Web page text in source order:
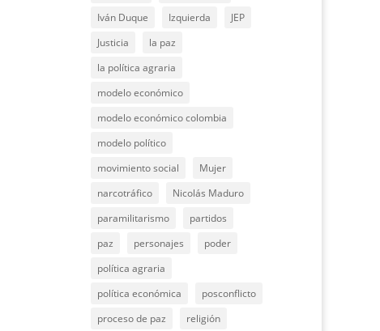
Iván Duque
Izquierda
JEP
Justicia
la paz
la política agraria
modelo económico
modelo económico colombia
modelo político
movimiento social
Mujer
narcotráfico
Nicolás Maduro
paramilitarismo
partidos
paz
personajes
poder
política agraria
política económica
posconflicto
proceso de paz
religión